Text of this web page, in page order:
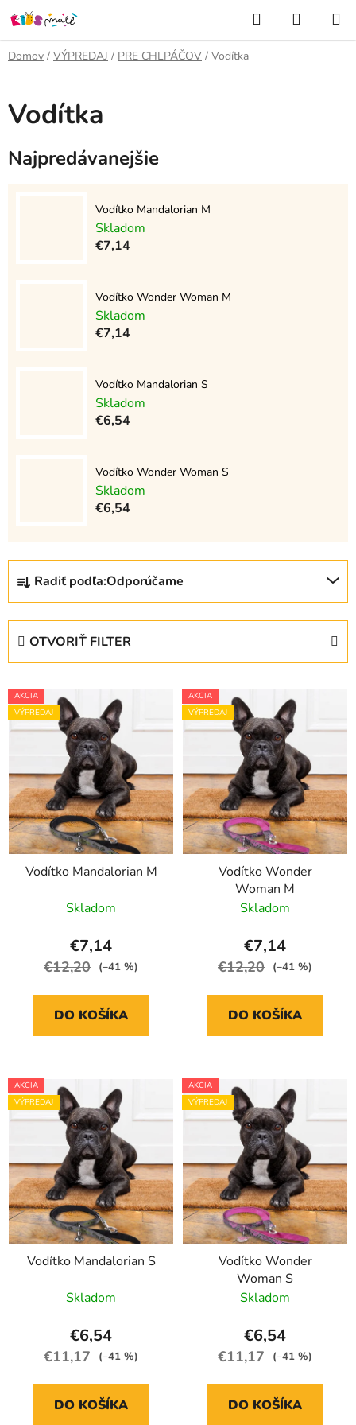
Prejsť
na
obsah
Hľadať
KOŠÍK
Domov / VÝPREDAJ / PRE CHLPÁČOV / Vodítka
Vodítka
Najpredávanejšie
Vodítko Mandalorian M
Skladom
€7,14
Vodítko Wonder Woman M
Skladom
€7,14
Vodítko Mandalorian S
Skladom
€6,54
Vodítko Wonder Woman S
Skladom
€6,54
R
d
e
p
r
d
u
k
t
o
Radiť podľa:Odporúčame
OTVORIŤ FILTER
V
ý
p
s
p
r
o
d
AKCIA
VÝPREDAJ
Vodítko Mandalorian M
Skladom
€7,14
€12,20 (–41 %)
DO KOŠÍKA
AKCIA
VÝPREDAJ
Vodítko Wonder
Woman M
Skladom
€7,14
€12,20 (–41 %)
DO KOŠÍKA
AKCIA
VÝPREDAJ
Vodítko Mandalorian S
Skladom
€6,54
€11,17 (–41 %)
DO KOŠÍKA
AKCIA
VÝPREDAJ
Vodítko Wonder
Woman S
Skladom
€6,54
€11,17 (–41 %)
DO KOŠÍKA